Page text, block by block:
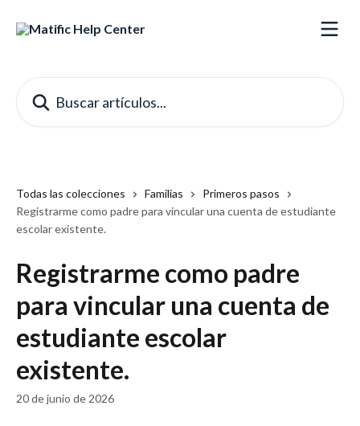
Todas las colecciones Familias
Primeros pasos
Registrarme como padre para vincular una cuenta de estudiante
escolar existente.
Registrarme como padre
para vincular una cuenta de
estudiante escolar
existente.
20 de junio de 2026